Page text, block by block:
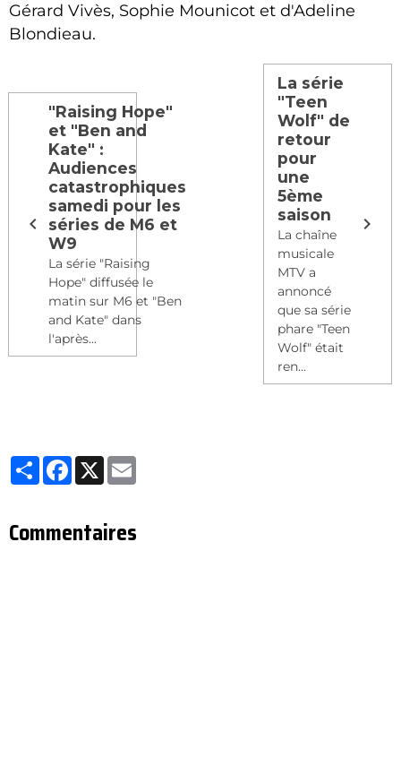
Gérard Vivès, Sophie Mounicot et d'Adeline
Blondieau.
"Raising Hope"
et "Ben and
Kate" :
Audiences
catastrophiques
samedi pour les
séries de M6 et
W9
La série "Raising
Hope" diffusée le
matin sur M6 et "Ben
and Kate" dans
l'après...
La série
"Teen
Wolf" de
retour
pour
une
5ème
saison
La chaîne
musicale
MTV a
annoncé
que sa série
phare "Teen
Wolf" était
ren...
Partager
Facebook
X
Commentaires